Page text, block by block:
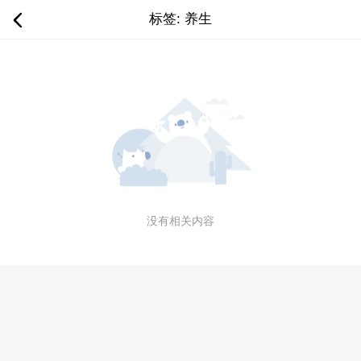
标签: 养生
没有相关内容